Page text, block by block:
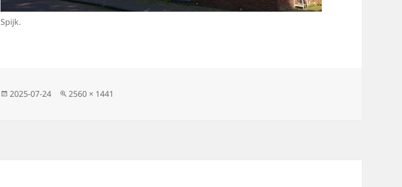
Spijk.
Közzétéve
2025-07-24
Teljes
2560 × 1441